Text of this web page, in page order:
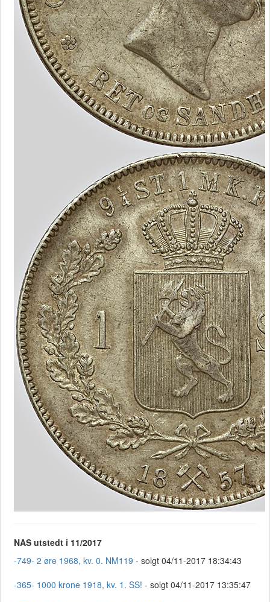
NAS utstedt i 11/2017
-749- 2 øre 1968, kv. 0. NM119 - solgt 04/11-2017 18:34:43
-365- 1000 krone 1918, kv. 1. SS! - solgt 04/11-2017 13:35:47